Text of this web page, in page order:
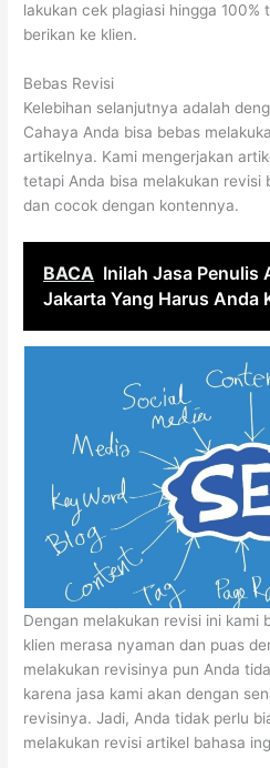
lakukan cek plagiasi hingga 100%
berikan ke klien.
Bebas Revisi
Kelebihan selanjutnya adalah
Cahaya Anda bisa bebas
artikelnya. Kami mengerjakan
tetapi Anda bisa melakukan revisi
dan cocok dengan kontennya.
BACA Inilah Jasa Penulis
Jakarta Yang Harus Anda
Dengan melakukan revisi ini kami
klien merasa nyaman dan puas
melakukan revisinya pun Anda
karena jasa kami akan dengan
revisinya. Jadi, Anda tidak perlu
melakukan revisi artikel bahasa